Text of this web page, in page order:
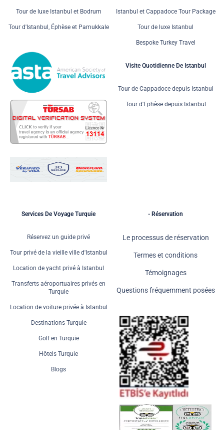
Tour de luxe Istanbul et Bodrum
Tour d'Istanbul, Éphèse et Pamukkale
Istanbul et Cappadoce Tour Package
Tour de luxe Istanbul
Bespoke Turkey Travel
Visite Quotidienne De Istanbul
Tour de Cappadoce depuis Istanbul
Tour d'Ephèse depuis Istanbul
Services De Voyage Turquie
Réservez un guide privé
Tour privé de la vieille ville d'Istanbul
Location de yacht privé à Istanbul
Transferts aéroportuaires privés en
Turquie
Location de voiture privée à Istanbul
Destinations Turquie
Golf en Turquie
Hôtels Turquie
Blogs
- Réservation
Le processus de réservation
Termes et conditions
Témoignages
Questions fréquemment posées